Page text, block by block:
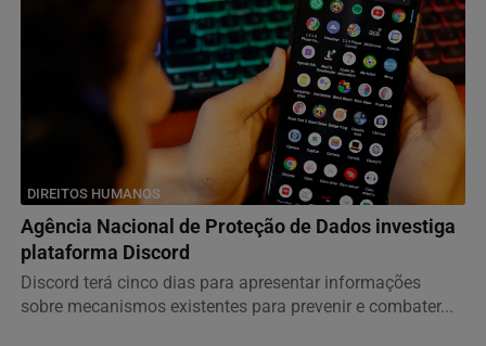
DIREITOS HUMANOS
Agência Nacional de Proteção de Dados investiga
plataforma Discord
Discord terá cinco dias para apresentar informações
sobre mecanismos existentes para prevenir e combater...